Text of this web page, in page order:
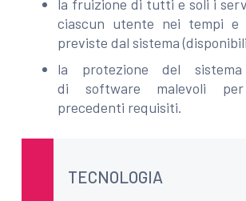
TECNOLOGIA
la fruizione di tutti e soli i
ciascun utente nei tempi e
previste dal sistema
la protezione del
di software malevoli
precedenti requisiti.